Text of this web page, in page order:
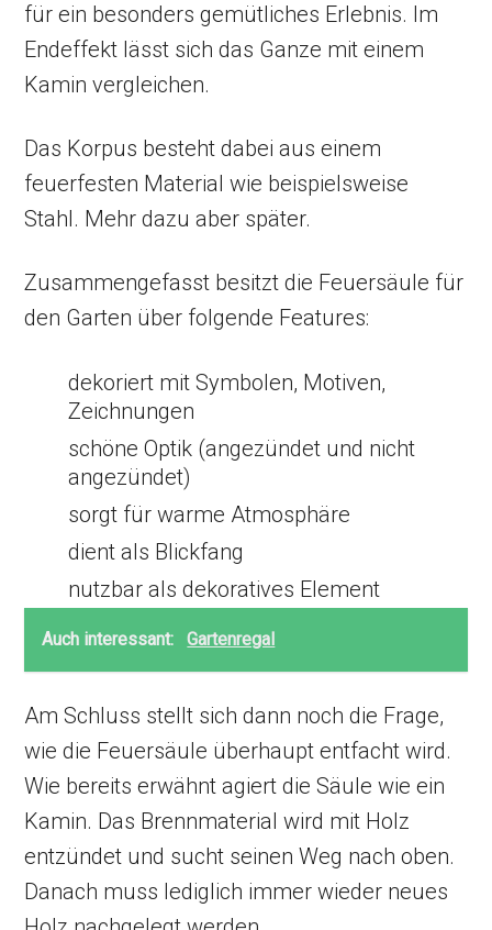
für ein besonders gemütliches Erlebnis. Im
Endeffekt lässt sich das Ganze mit einem
Kamin vergleichen.
Das Korpus besteht dabei aus einem
feuerfesten Material wie beispielsweise
Stahl. Mehr dazu aber später.
Zusammengefasst besitzt die Feuersäule für
den Garten über folgende Features:
dekoriert mit Symbolen, Motiven,
Zeichnungen
schöne Optik (angezündet und nicht
angezündet)
sorgt für warme Atmosphäre
dient als Blickfang
nutzbar als dekoratives Element
Auch interessant: Gartenregal
Am Schluss stellt sich dann noch die Frage,
wie die Feuersäule überhaupt entfacht wird.
Wie bereits erwähnt agiert die Säule wie ein
Kamin. Das Brennmaterial wird mit Holz
entzündet und sucht seinen Weg nach oben.
Danach muss lediglich immer wieder neues